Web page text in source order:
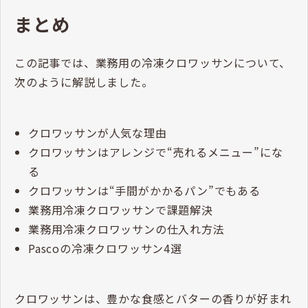
まとめ
この記事では、業務用の冷凍クロワッサンについて、
次のように解説しました。
クロワッサンが人気な理由
クロワッサンはアレンジで“売れるメニュー”にな
る
クロワッサンは“手間がかかるパン”でもある
業務用冷凍クロワッサンで課題解決
業務用冷凍クロワッサンの仕入れ方法
Pascoの冷凍クロワッサン4選
クロワッサンは、豊かな食感とバターの香りが好まれ